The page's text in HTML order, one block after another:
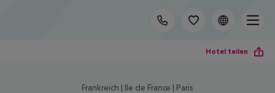
Hotel teilen
Frankreich | Ile de France | Paris